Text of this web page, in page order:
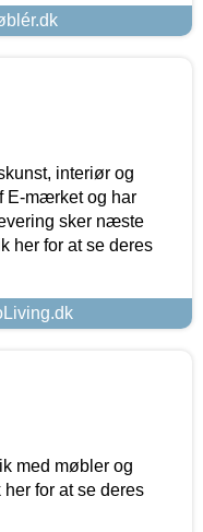
interiør og
E-mærket og har
sker næste
her for at se deres
med møbler og
for at se deres